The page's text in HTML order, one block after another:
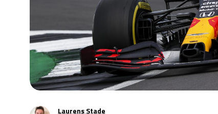
Laurens Stade